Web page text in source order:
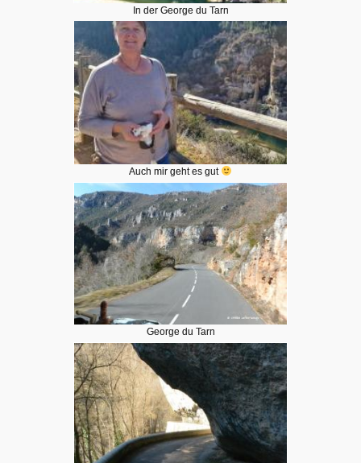
In der George du Tarn
Auch mir geht es gut
George du Tarn